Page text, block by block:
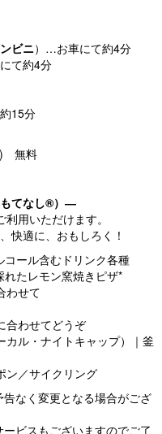
ビニ）…お車にて約4分
て約4分
15分
) 無料
てなし®）―
用いただけます。
快適に、おもしろく！
コール含むドリンク各種
れたレモン窯焼きピザ*
わせて
合わせてどうぞ
カル・ナイトキャップ）｜釜
ン／サイクリング
なく変更となる場合がござ
ビスもございますのでご了